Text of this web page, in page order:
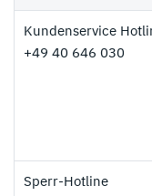
Kundenservice
+49 40 646 030
Sperr-Hotline